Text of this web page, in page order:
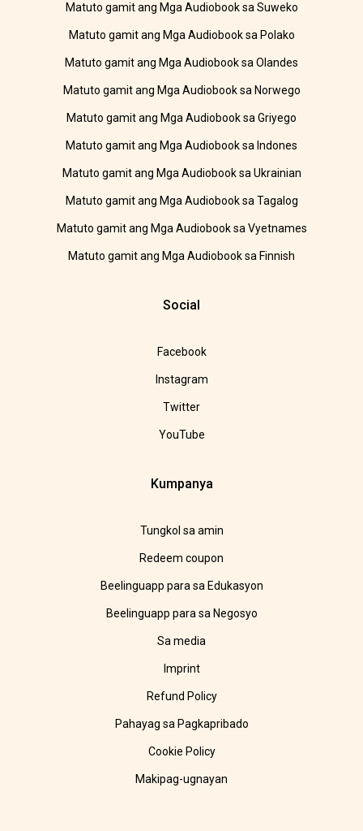
Matuto gamit ang Mga Audiobook sa Suweko
Matuto gamit ang Mga Audiobook sa Polako
Matuto gamit ang Mga Audiobook sa Olandes
Matuto gamit ang Mga Audiobook sa Norwego
Matuto gamit ang Mga Audiobook sa Griyego
Matuto gamit ang Mga Audiobook sa Indones
Matuto gamit ang Mga Audiobook sa Ukrainian
Matuto gamit ang Mga Audiobook sa Tagalog
Matuto gamit ang Mga Audiobook sa Vyetnames
Matuto gamit ang Mga Audiobook sa Finnish
Social
Facebook
Instagram
Twitter
YouTube
Kumpanya
Tungkol sa amin
Redeem coupon
Beelinguapp para sa Edukasyon
Beelinguapp para sa Negosyo
Sa media
Imprint
Refund Policy
Pahayag sa Pagkapribado
Cookie Policy
Makipag-ugnayan